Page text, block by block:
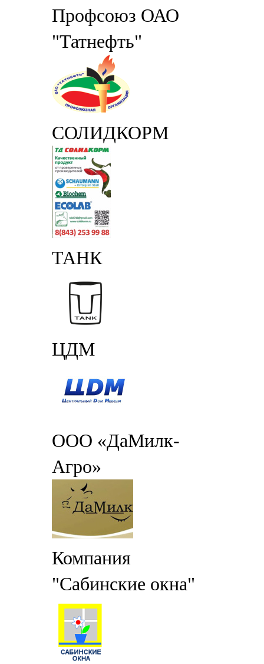
Профсоюз ОАО
"Татнефть"
СОЛИДКОРМ
ТАНК
ЦДМ
ООО «ДаМилк-
Агро»
Компания
"Сабинские окна"